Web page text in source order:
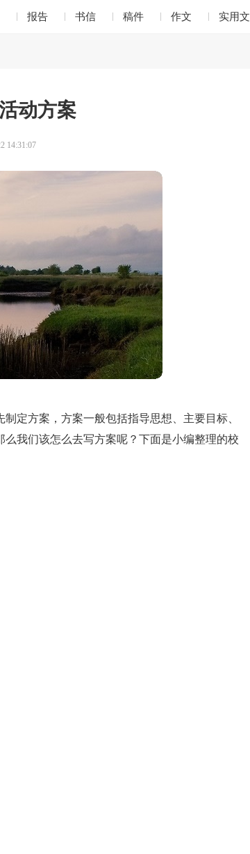
报告 书信 稿件 作文 实用文
动方案
14:31:07
定方案，方案一般包括指导思想、主要目标、
我们该怎么去写方案呢？下面是小编整理的校